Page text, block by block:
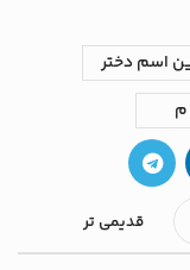
اسم دختر
م
قدیمی تر